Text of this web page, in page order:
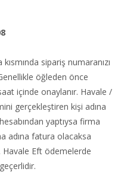
sipariş numaranızı
öğleden önce
içinde onaylanır. Havale /
gerçekleştiren kişi adına
yaptıysa firma
adına fatura olacaksa
Eft ödemelerde